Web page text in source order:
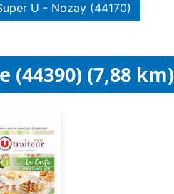
U - Nozay (44170)
(44390) (7,88 km)